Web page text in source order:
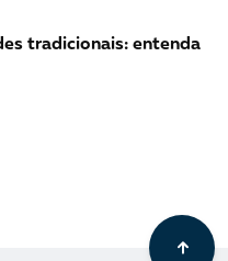
tradicionais: entenda